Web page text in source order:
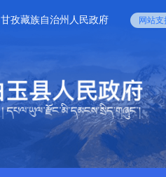
甘孜藏族自治州人民政府 网站